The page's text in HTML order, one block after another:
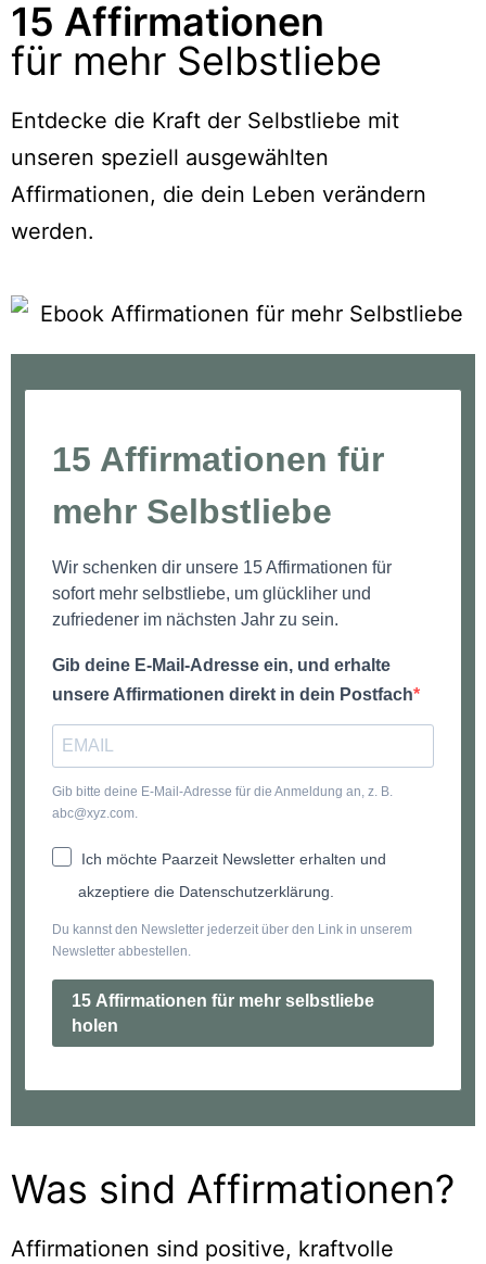
15 Affirmationen
für mehr Selbstliebe
Entdecke die Kraft der Selbstliebe mit
unseren speziell ausgewählten
Affirmationen, die dein Leben verändern
werden.
15 Affirmationen für
mehr Selbstliebe
Wir schenken dir unsere 15 Affirmationen für
sofort mehr selbstliebe, um glückliher und
zufriedener im nächsten Jahr zu sein.
Gib deine E-Mail-Adresse ein, und erhalte
unsere Affirmationen direkt in dein Postfach
Gib bitte deine E-Mail-Adresse für die Anmeldung an, z. B.
abc@xyz.com.
Ich möchte Paarzeit Newsletter erhalten und
akzeptiere die Datenschutzerklärung.
Du kannst den Newsletter jederzeit über den Link in unserem
Newsletter abbestellen.
15 Affirmationen für mehr selbstliebe
holen
Was sind Affirmationen?
Affirmationen sind positive, kraftvolle